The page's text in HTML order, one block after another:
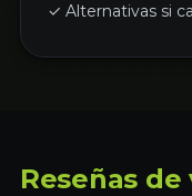
✓ Alternativas si
Reseñas